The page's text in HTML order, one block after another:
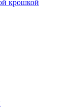
крошкой